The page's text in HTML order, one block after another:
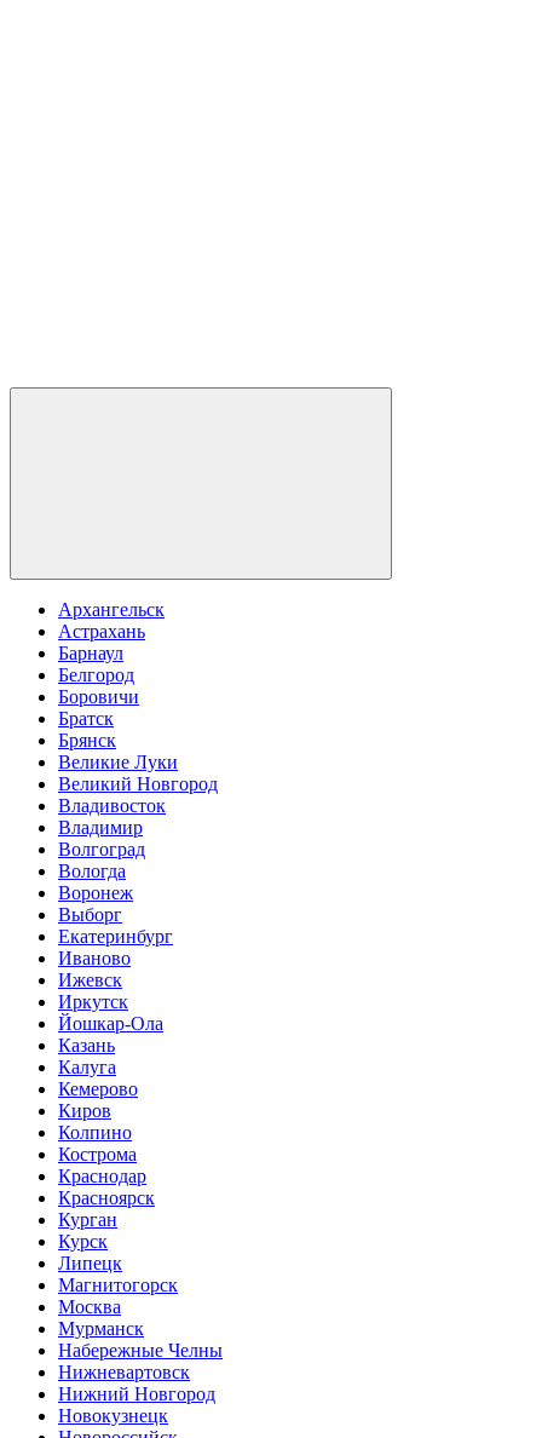
Архангельск
Астрахань
Барнаул
Белгород
Боровичи
Братск
Брянск
Великие Луки
Великий Новгород
Владивосток
Владимир
Волгоград
Вологда
Воронеж
Выборг
Екатеринбург
Иваново
Ижевск
Иркутск
Йошкар-Ола
Казань
Калуга
Кемерово
Киров
Колпино
Кострома
Краснодар
Красноярск
Курган
Курск
Липецк
Магнитогорск
Москва
Мурманск
Набережные Челны
Нижневартовск
Нижний Новгород
Новокузнецк